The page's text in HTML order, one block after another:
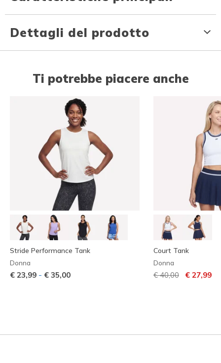
Dettagli del prodotto
Ti potrebbe piacere anche
Stride Performance Tank
Donna
€ 23,99 - € 35,00
Court Tank
Donna
Prezzo ridotto da
€ 40,00per€ 27,99